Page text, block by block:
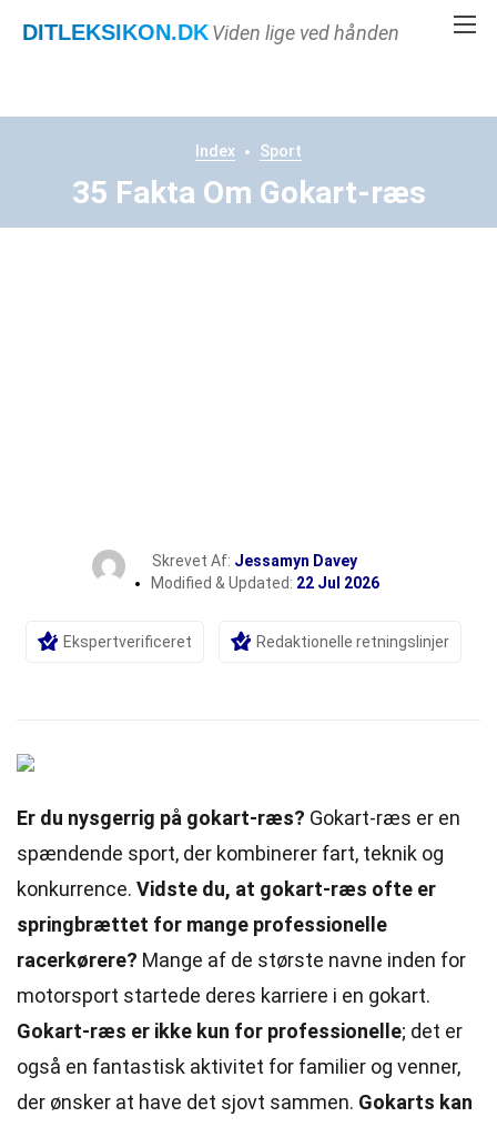
DITLEKSIKON.DKViden lige ved hånden
Index Sport
35 Fakta Om Gokart-ræs
Skrevet Af: Jessamyn Davey
Modified & Updated: 22 Jul 2026
Ekspertverificeret Redaktionelle retningslinjer
Er du nysgerrig på gokart-ræs? Gokart-ræs er en
spændende sport, der kombinerer fart, teknik og
konkurrence. Vidste du, at gokart-ræs ofte er
springbrættet for mange professionelle
racerkørere? Mange af de største navne inden for
motorsport startede deres karriere i en gokart.
Gokart-ræs er ikke kun for professionelle; det er
også en fantastisk aktivitet for familier og venner,
der ønsker at have det sjovt sammen. Gokarts kan